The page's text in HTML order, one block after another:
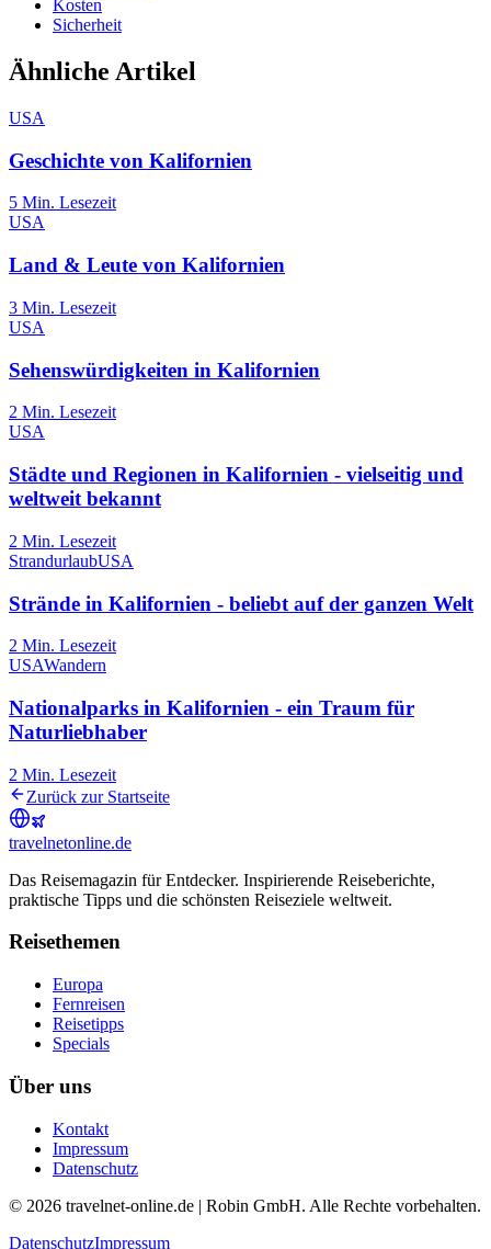
Kosten
Sicherheit
Ähnliche Artikel
USA
Geschichte von Kalifornien
5 Min. Lesezeit
USA
Land & Leute von Kalifornien
3 Min. Lesezeit
USA
Sehenswürdigkeiten in Kalifornien
2 Min. Lesezeit
USA
Städte und Regionen in Kalifornien - vielseitig und
weltweit bekannt
2 Min. Lesezeit
StrandurlaubUSA
Strände in Kalifornien - beliebt auf der ganzen Welt
2 Min. Lesezeit
USAWandern
Nationalparks in Kalifornien - ein Traum für
Naturliebhaber
2 Min. Lesezeit
Zurück zur Startseite
travelnetonline.de
Das Reisemagazin für Entdecker. Inspirierende Reiseberichte,
praktische Tipps und die schönsten Reiseziele weltweit.
Reisethemen
Europa
Fernreisen
Reisetipps
Specials
Über uns
Kontakt
Impressum
Datenschutz
© 2026 travelnet-online.de | Robin GmbH. Alle Rechte vorbehalten.
DatenschutzImpressum